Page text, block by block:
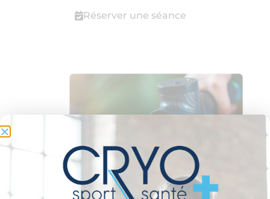
Réserver une séance